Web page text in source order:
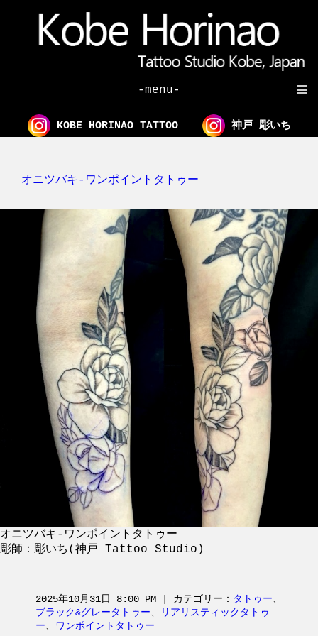
-menu-
KOBE HORINAO TATTOO 神戸 彫いち
オニツバキ-ワンポイントタトゥー
オニツバキ-ワンポイントタトゥー
彫師：彫いち(神戸 Tattoo Studio)
2025年10月31日 8:00 PM | カテゴリー： タトゥー、
ブラック&グレータトゥー、
リアリスティックタトゥ
ー、 ワンポイントタトゥー